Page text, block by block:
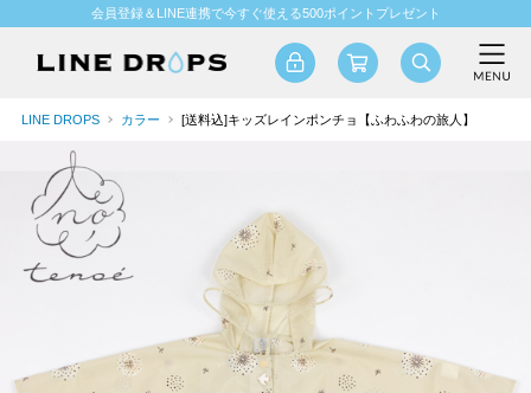
会員登録＆LINE連携で今すぐ使える500ポイントプレゼント
LINE DROPS カラー [送料込]キッズレインポンチョ【ふわふわの旅人】